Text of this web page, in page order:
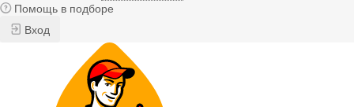
Помощь в подборе
Вход